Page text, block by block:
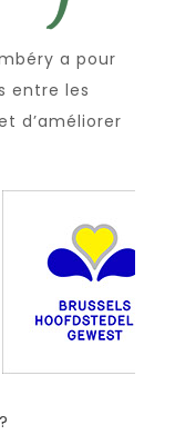
a pour
entre les
d’améliorer